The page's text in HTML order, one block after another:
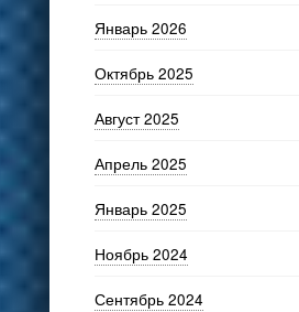
Январь 2026
Октябрь 2025
Август 2025
Апрель 2025
Январь 2025
Ноябрь 2024
Сентябрь 2024